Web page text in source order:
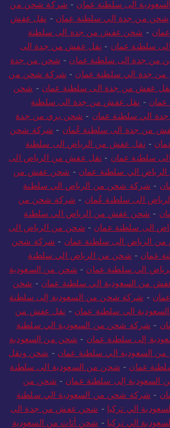
الرياض الى الامارات -شحن من جدة
الى سلطنة عمان -شركة شحن من
شحن من جدة الي سلطنة عمان -نقل عفش
-شحن عفش من جدة الى سلطنة
سلطنة عمان-نقل عفش من جدة الى
من جدة الى سلطنة عمان - شحن من جدة
جدة الي سلطنة عمان-شركة شحن من
عفش من جدة الى سلطنة عمان-شحن
عمان-
نقل عفش من جدة الى سلطنة
الي سلطنة عمان- شحن بري من جدة
من جدة الى سلطنة عُمان-
شركة شحن
-نقل عفش من الرياض الى سلطنة
سلطنة عمان-نقل عفش من الرياض الى
الي سلطنة عمان- شحن عفش من
-
شركة شحن من الرياض الي سلطنة
الى سلطنة عُمان-شركة شحن من
-شحن عفش من الرياض الي سلطنة
الى سلطنة عمان- شحن من الرياض الى
من الرياض الى سلطنة عمان-
شركة شحن
عمان- شحن من الرياض الي سلطنة
الي سلطنة عمان -شحن من السعودية
من السعودية الي سلطنة عمان -شحن
-شركة شحن من السعودية إلى سلطنة
الي سلطنة عمان-نقل عفش من
-شركة شحن من السعودية الي سلطنة
إلى سلطنة عمان- شحن من السعودية
السعودية الي سلطنة عمان-شحن ونقل
عمان-شحن من السعودية الى سلطنة
إلى سلطنة عمان- شحن من
-شركة شحن من السعودية الي سلطنة
الي تركيا - شحن عفش من جدة الى